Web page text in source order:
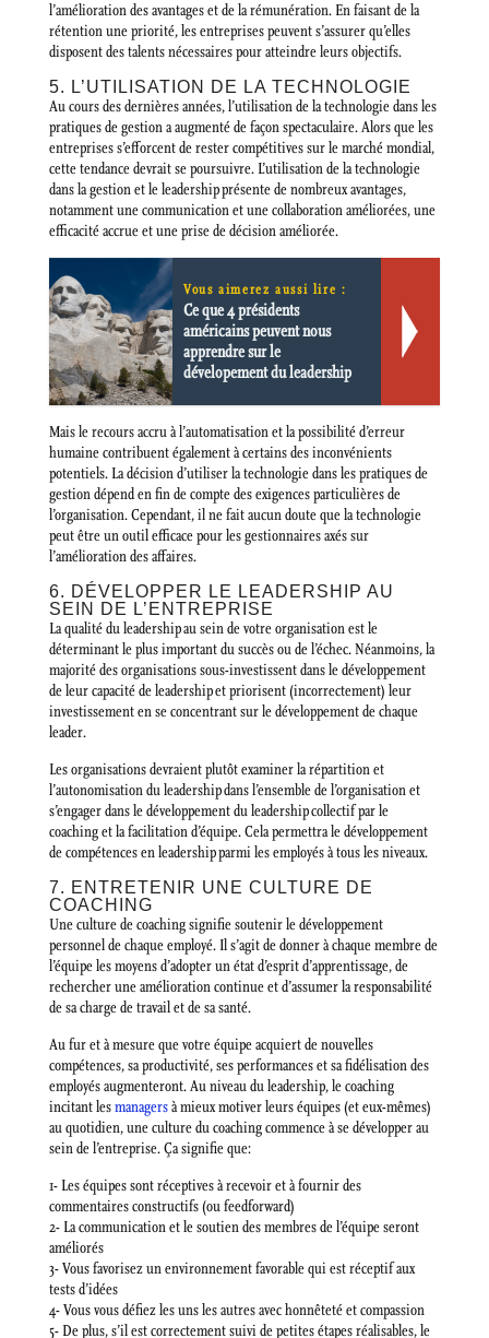
l’amélioration des avantages et de la rémunération. En faisant de la
rétention une priorité, les entreprises peuvent s’assurer qu’elles
disposent des talents nécessaires pour atteindre leurs objectifs.
5. L’UTILISATION DE LA TECHNOLOGIE
Au cours des dernières années, l’utilisation de la technologie dans les
pratiques de gestion a augmenté de façon spectaculaire. Alors que les
entreprises s’efforcent de rester compétitives sur le marché mondial,
cette tendance devrait se poursuivre. L’utilisation de la technologie
dans la gestion et le leadership présente de nombreux avantages,
notamment une communication et une collaboration améliorées, une
efficacité accrue et une prise de décision améliorée.
Vous aimerez aussi lire :
Ce que 4 présidents
américains peuvent nous
apprendre sur le
dévelopement du leadership
Mais le recours accru à l’automatisation et la possibilité d’erreur
humaine contribuent également à certains des inconvénients
potentiels. La décision d’utiliser la technologie dans les pratiques de
gestion dépend en fin de compte des exigences particulières de
l’organisation. Cependant, il ne fait aucun doute que la technologie
peut être un outil efficace pour les gestionnaires axés sur
l’amélioration des affaires.
6. DÉVELOPPER LE LEADERSHIP AU
SEIN DE L’ENTREPRISE
La qualité du leadership au sein de votre organisation est le
déterminant le plus important du succès ou de l’échec. Néanmoins, la
majorité des organisations sous-investissent dans le développement
de leur capacité de leadership et priorisent (incorrectement) leur
investissement en se concentrant sur le développement de chaque
leader.
Les organisations devraient plutôt examiner la répartition et
l’autonomisation du leadership dans l’ensemble de l’organisation et
s’engager dans le développement du leadership collectif par le
coaching et la facilitation d’équipe. Cela permettra le développement
de compétences en leadership parmi les employés à tous les niveaux.
7. ENTRETENIR UNE CULTURE DE
COACHING
Une culture de coaching signifie soutenir le développement
personnel de chaque employé. Il s’agit de donner à chaque membre de
l’équipe les moyens d’adopter un état d’esprit d’apprentissage, de
rechercher une amélioration continue et d’assumer la responsabilité
de sa charge de travail et de sa santé.
Au fur et à mesure que votre équipe acquiert de nouvelles
compétences, sa productivité, ses performances et sa fidélisation des
employés augmenteront. Au niveau du leadership, le coaching
incitant lesmanagersà mieux motiver leurs équipes (et eux-mêmes)
au quotidien, une culture du coaching commence à se développer au
sein de l’entreprise. Ça signifie que:
1- Les équipes sont réceptives à recevoir et à fournir des
commentaires constructifs (ou feedforward)
2- La communication et le soutien des membres de l’équipe seront
améliorés
3- Vous favorisez un environnement favorable qui est réceptif aux
tests d’idées
4- Vous vous défiez les uns les autres avec honnêteté et compassion
5- De plus, s’il est correctement suivi de petites étapes réalisables, le